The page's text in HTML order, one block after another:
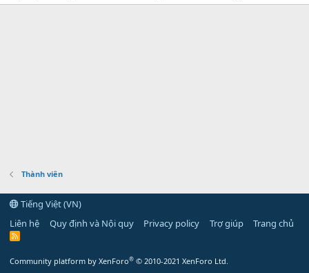
Thành viên
Tiếng Việt (VN)
Liên hệ
Quy định và Nội quy Privacy policy Trợ giúp Trang chủ
R
Community platform by XenForo® © 2010-2021 XenForo Ltd.